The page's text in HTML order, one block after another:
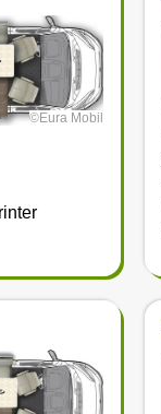
©Eura Mobil